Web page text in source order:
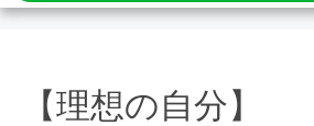
【理想の自分】